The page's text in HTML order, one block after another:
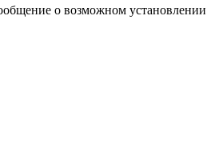
о возможном установлении